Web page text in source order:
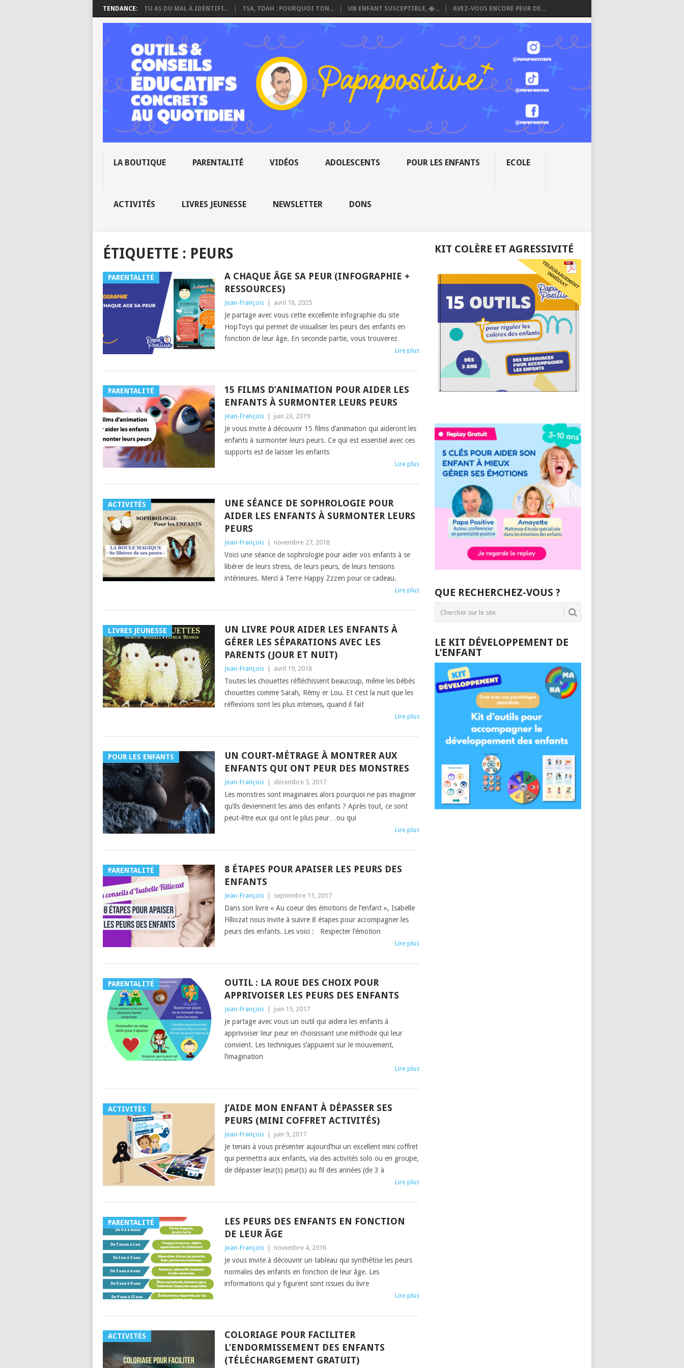
TENDANCE: TU AS DU MAL À IDENTIFI... TSA, TDAH : POURQUOI TON... UN ENFANT SUSCEPTIBLE, �... AVEZ-VOUS ENCORE PEUR DE...
LA BOUTIQUE PARENTALITÉ VIDÉOS ADOLESCENTS POUR LES ENFANTS ECOLE
ACTIVITÉS LIVRES JEUNESSE NEWSLETTER DONS
ÉTIQUETTE : PEURS
PARENTALITÉ
A CHAQUE ÂGE SA PEUR (INFOGRAPHIE +
RESSOURCES)
Jean-François avril 18, 2025
Je partage avec vous cette excellente infographie du site
HopToys qui permet de visualiser les peurs des enfants en
fonction de leur âge. En seconde partie, vous trouverez
Lire plus
PARENTALITÉ
15 FILMS D’ANIMATION POUR AIDER LES
ENFANTS À SURMONTER LEURS PEURS
Jean-François juin 23, 2019
Je vous invite à découvrir 15 films d’animation qui aideront les
enfants à surmonter leurs peurs. Ce qui est essentiel avec ces
supports est de laisser les enfants
Lire plus
ACTIVITÉS
UNE SÉANCE DE SOPHROLOGIE POUR
AIDER LES ENFANTS À SURMONTER LEURS
PEURS
Jean-François novembre 27, 2018
Voici une séance de sophrologie pour aider vos enfants à se
libérer de leurs stress, de leurs peurs, de leurs tensions
intérieures. Merci à Terre Happy Zzzen pour ce cadeau.
Lire plus
LIVRES JEUNESSE
UN LIVRE POUR AIDER LES ENFANTS À
GÉRER LES SÉPARATIONS AVEC LES
PARENTS (JOUR ET NUIT)
Jean-François avril 19, 2018
Toutes les chouettes réfléchissent beaucoup, même les bébés
chouettes comme Sarah, Rémy er Lou. Et c’est la nuit que les
réflexions sont les plus intenses, quand il fait
Lire plus
POUR LES ENFANTS
UN COURT-MÉTRAGE À MONTRER AUX
ENFANTS QUI ONT PEUR DES MONSTRES
Jean-François décembre 5, 2017
Les monstres sont imaginaires alors pourquoi ne pas imaginer
qu’ils deviennent les amis des enfants ? Après tout, ce sont
peut-être eux qui ont le plus peur…ou qui
Lire plus
PARENTALITÉ
8 ÉTAPES POUR APAISER LES PEURS DES
ENFANTS
Jean-François septembre 11, 2017
Dans son livre « Au coeur des émotions de l’enfant », Isabelle
Filliozat nous invite à suivre 8 étapes pour accompagner les
peurs des enfants. Les voici : Respecter l’émotion
Lire plus
PARENTALITÉ
OUTIL : LA ROUE DES CHOIX POUR
APPRIVOISER LES PEURS DES ENFANTS
Jean-François juin 15, 2017
Je partage avec vous un outil qui aidera les enfants à
apprivoiser leur peur en choisissant une méthode qui leur
convient. Les techniques s’appuient sur le mouvement,
l’imagination
Lire plus
ACTIVITÉS
J’AIDE MON ENFANT À DÉPASSER SES
PEURS (MINI COFFRET ACTIVITÉS)
Jean-François juin 9, 2017
Je tenais à vous présenter aujourd’hui un excellent mini coffret
qui permettra aux enfants, via des activités solo ou en groupe,
de dépasser leur(s) peur(s) au fil des années (de 3 à
Lire plus
PARENTALITÉ
LES PEURS DES ENFANTS EN FONCTION
DE LEUR ÂGE
Jean-François novembre 4, 2016
Je vous invite à découvrir un tableau qui synthétise les peurs
normales des enfants en fonction de leur âge. Les
informations qui y figurent sont issues du livre
Lire plus
ACTIVITÉS
COLORIAGE POUR FACILITER
L’ENDORMISSEMENT DES ENFANTS
(TÉLÉCHARGEMENT GRATUIT)
KIT COLÈRE ET AGRESSIVITÉ
QUE RECHERCHEZ-VOUS ?
LE KIT DÉVELOPPEMENT DE
L’ENFANT